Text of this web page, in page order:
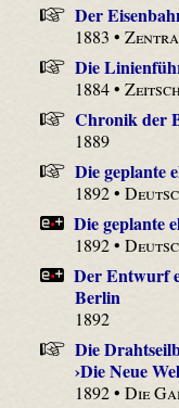
Der
1883 •
Die
1884 •
Chronik der
1889
Die geplante
1892 •
Die geplante
1892 •
Der Entwurf
Berlin
1892
Die
›Die Neue
1892 •Die